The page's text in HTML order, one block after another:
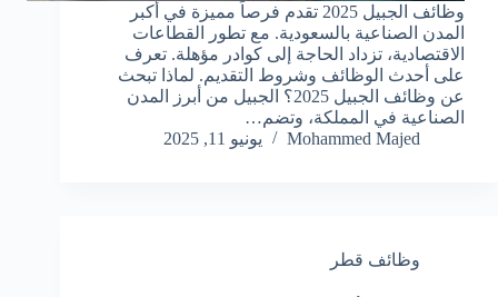
وظائف الجبيل 2025 تقدم فرصاً مميزة في أكبر
المدن الصناعية بالسعودية. مع تطور القطاعات
الاقتصادية، تزداد الحاجة إلى كوادر مؤهلة. تعرف
على أحدث الوظائف وشروط التقديم. لماذا تبحث
عن وظائف الجبيل 2025؟ الجبيل من أبرز المدن
الصناعية في المملكة، وتضم…
Mohammed Majed
يونيو 11, 2025
وظائف قطر